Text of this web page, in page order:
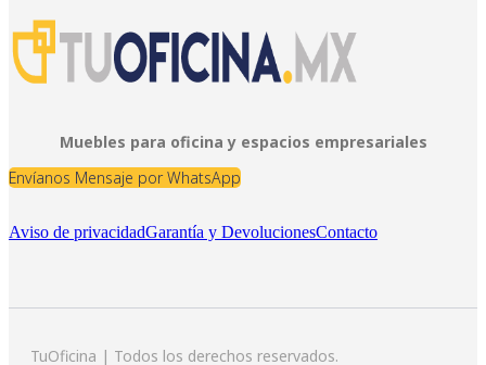
Muebles para oficina y espacios empresariales
Envíanos Mensaje por WhatsApp
Aviso de privacidadGarantía y DevolucionesContacto
TuOficina | Todos los derechos reservados.